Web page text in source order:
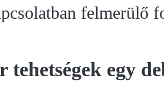
felmerülő
egy